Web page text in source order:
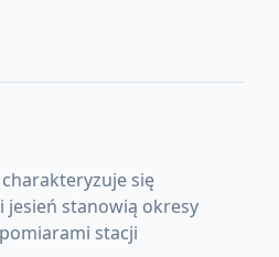
się
jesień stanowią okresy
stacji